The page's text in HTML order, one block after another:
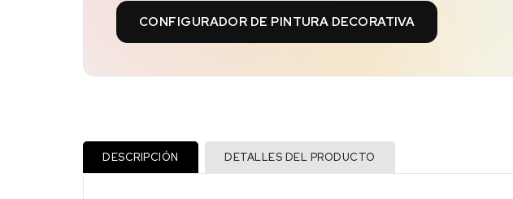
CONFIGURADOR DE PINTURA DECORATIVA
DESCRIPCIÓN DETALLES DEL PRODUCTO